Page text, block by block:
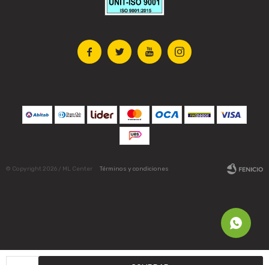
   
© Copyright 2026 / ML Center Términos y condiciones
Fenicio